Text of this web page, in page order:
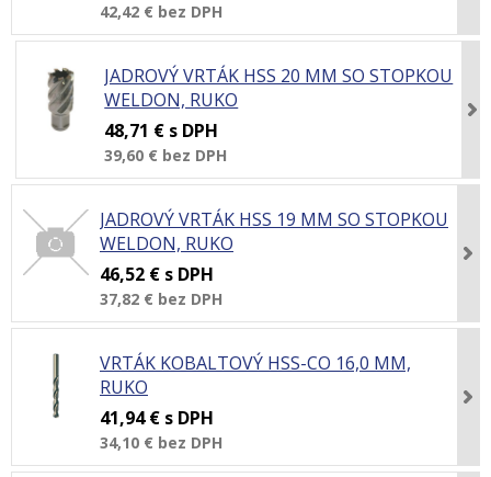
42,42 € bez DPH
JADROVÝ VRTÁK HSS 20 MM SO STOPKOU
WELDON, RUKO
48,71 € s DPH
39,60 € bez DPH
JADROVÝ VRTÁK HSS 19 MM SO STOPKOU
WELDON, RUKO
46,52 € s DPH
37,82 € bez DPH
VRTÁK KOBALTOVÝ HSS-CO 16,0 MM,
RUKO
41,94 € s DPH
34,10 € bez DPH